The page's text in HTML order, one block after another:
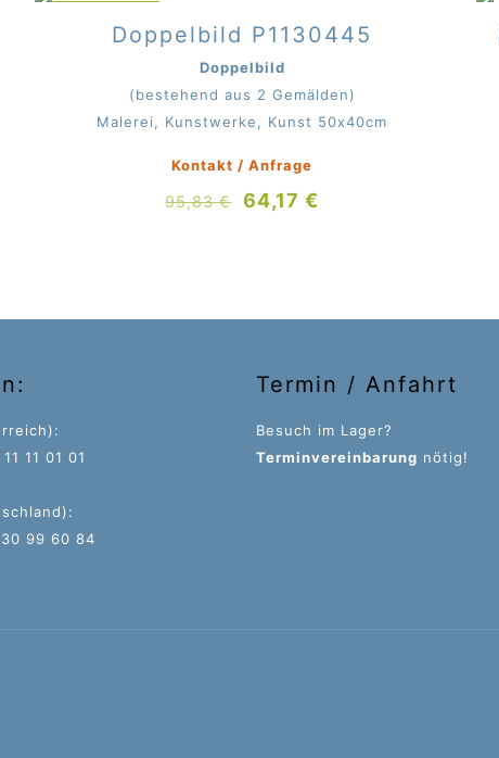
Doppelbild P1130445
Doppelbild
(bestehend aus 2 Gemälden)
Malerei, Kunstwerke, Kunst 50x40cm
Kontakt / Anfrage
95,83€
Ursprünglicher
64,17€
11 01 01
99 60 84
Termin / Anfahrt
Besuch im Lager?
Terminvereinbarung nötig!